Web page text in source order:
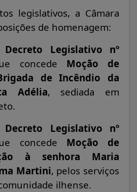
legislativos, a Câmara
de homenagem:
Legislativo nº
concede Moção de
de Incêndio da
Adélia, sediada em
Legislativo nº
concede Moção de
à senhora Maria
Martini, pelos serviços
ilhense.